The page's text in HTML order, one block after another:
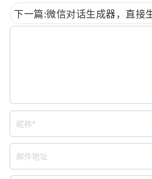
下一篇:微信对话生成器，直接